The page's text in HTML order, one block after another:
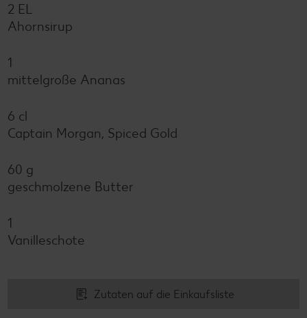
2 EL
Ahornsirup
1
mittelgroße Ananas
6 cl
Captain Morgan, Spiced Gold
60 g
geschmolzene Butter
1
Vanilleschote
Zutaten auf die Einkaufsliste